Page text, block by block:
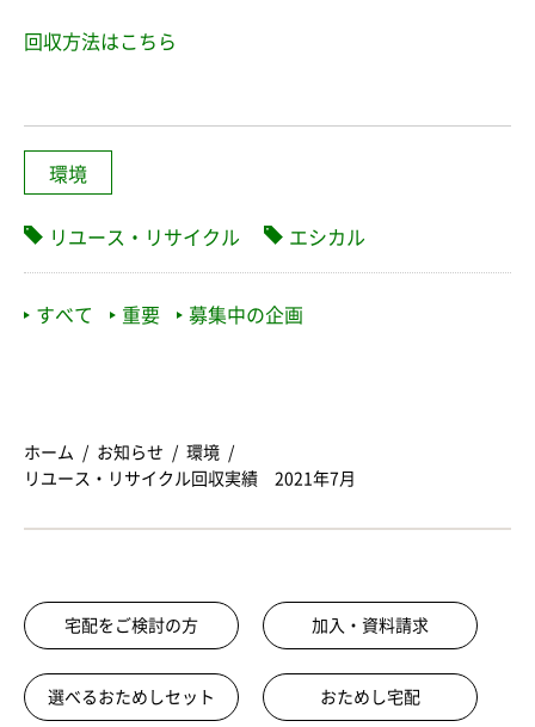
回収方法はこちら
環境
リユース・リサイクル エシカル
すべて 重要 募集中の企画
ホーム お知らせ
環境
リユース・リサイクル回収実績 2021年7月
宅配をご検討の方 加入・資料請求
選べるおためしセット おためし宅配